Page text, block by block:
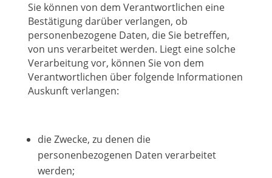
Sie können von dem Verantwortlichen eine
Bestätigung darüber verlangen, ob
personenbezogene Daten, die Sie betreffen,
von uns verarbeitet werden. Liegt eine solche
Verarbeitung vor, können Sie von dem
Verantwortlichen über folgende Informationen
Auskunft verlangen:
die Zwecke, zu denen die
personenbezogenen Daten verarbeitet
werden;